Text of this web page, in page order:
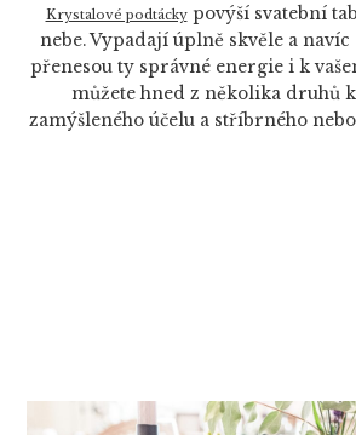
Krystalové podtáckypovýší svatební
nebe. Vypadají úplně skvěle a
přenesou ty správné energie i k
můžete hned z několika druhů
zamýšleného účelu a stříbrného